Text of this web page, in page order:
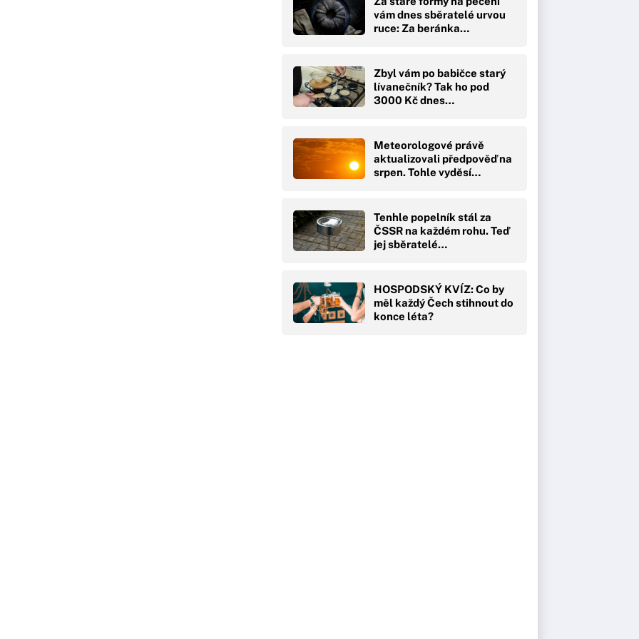
vám dnes sběratelé urvou
ruce: Za beránka…
Zbyl vám po babičce starý
lívanečník? Tak ho pod
3000 Kč dnes…
Meteorologové právě
aktualizovali předpověď na
srpen. Tohle vyděsí…
Tenhle popelník stál za
ČSSR na každém rohu. Teď
jej sběratelé…
HOSPODSKÝ KVÍZ: Co by
měl každý Čech stihnout do
konce léta?